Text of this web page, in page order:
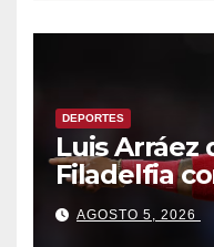
DEPORTES
Luis Arráez
Filadelfia
que dieron
Nacionales
AGOSTO 5, 2026